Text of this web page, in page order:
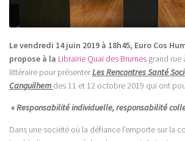
Le vendredi 14 juin 2019 à 18h45, Euro Cos
propose à la Librairie Quai des Brumes grand rue
littéraire pour présenterLes Rencontres Santé
Canguilhem des 11 et 12 octobre 2019 qui ont
« Responsabilité individuelle,responsabilité
Dans une société où la défiance l’emporte sur la